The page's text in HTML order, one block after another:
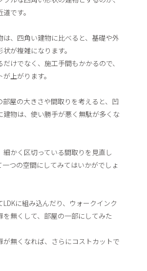
です。
は、四角い建物に比べると、基礎や外
が複雑になります。
けでなく、施工手間もかかるので、
上がります。
部屋の大きさや間取りを考えると、凹
建物は、使い勝手が悪く無駄が多くな
細かく区切っている間取りを見直し
一つの空間にしてみてはいかがでしょ
LDKに組み込んだり、ウォークインク
を無くして、部屋の一部にしてみた
が無くなれば、さらにコストカットで